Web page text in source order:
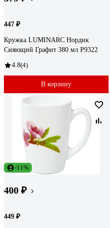
447 ₽
Кружка LUMINARC Нордик
Сияющий Графит 380 мл P9322
4.8(4)
В корзину
-11%
400 ₽
449 ₽